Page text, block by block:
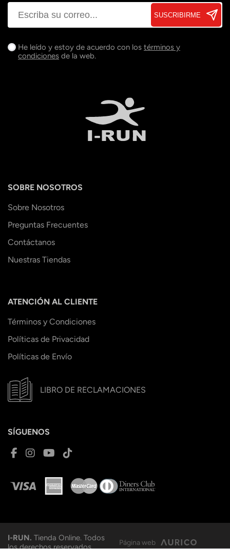
SUSCRIBIRME
He leído y estoy de acuerdo con los términos y
condiciones de la web.
SOBRE NOSOTROS
Sobre Nosotros
Preguntas Frecuentes
Contáctanos
Nuestras Tiendas
ATENCIÓN AL CLIENTE
Términos y Condiciones
Políticas de Privacidad
Políticas de Envío
LIBRO DE RECLAMACIONES
SÍGUENOS
I-RUN. Tienda Online. Todos
los derechos reservados.
Página web